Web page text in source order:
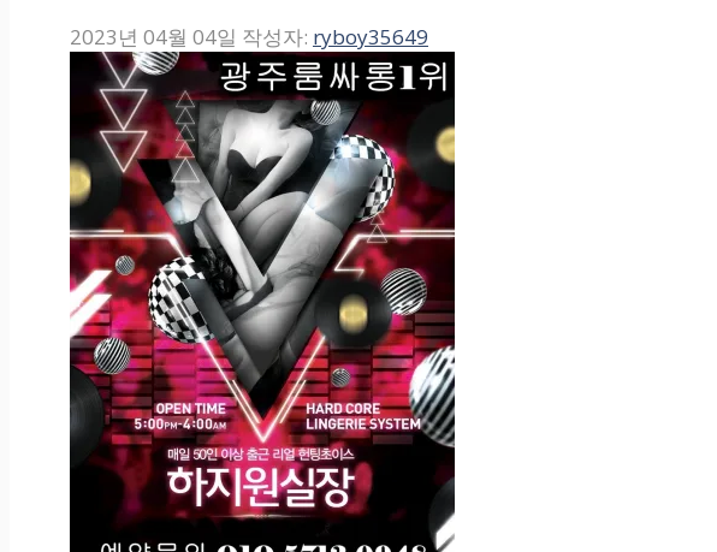
2023년 04월 04일 작성자: ryboy35649